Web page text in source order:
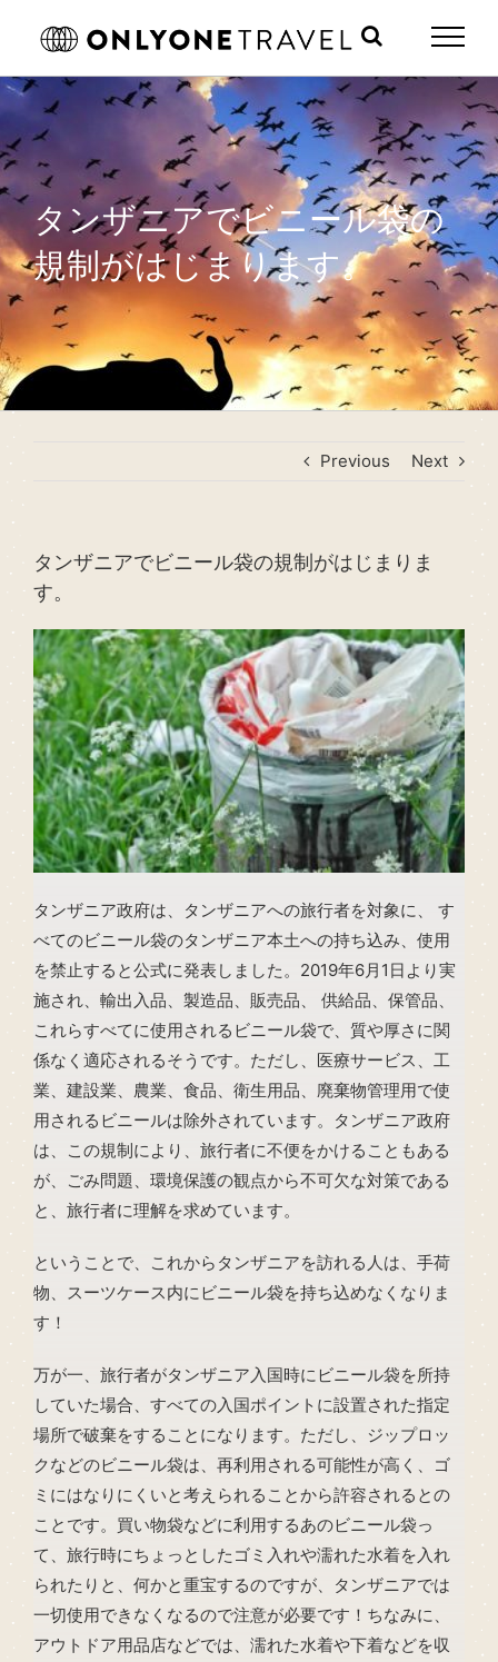
タンザニアでビニール袋の
規制がはじまります。
Previous Next
タンザニアでビニール袋の規制がはじまりま
す。
タンザニア政府は、タンザニアへの旅行者を対象に、 す
べてのビニール袋のタンザニア本土への持ち込み、使用
を禁止すると公式に発表しました。2019年6月1日より実
施され、輸出入品、製造品、販売品、 供給品、保管品、
これらすべてに使用されるビニール袋で、質や厚さに関
係なく適応されるそうです。ただし、医療サービス、工
業、建設業、農業、食品、衛生用品、廃棄物管理用で使
用されるビニールは除外されています。タンザニア政府
は、この規制により、旅行者に不便をかけることもある
が、ごみ問題、環境保護の観点から不可欠な対策である
と、旅行者に理解を求めています。
ということで、これからタンザニアを訪れる人は、手荷
物、スーツケース内にビニール袋を持ち込めなくなりま
す！
万が一、旅行者がタンザニア入国時にビニール袋を所持
していた場合、すべての入国ポイントに設置された指定
場所で破棄をすることになります。ただし、ジップロッ
クなどのビニール袋は、再利用される可能性が高く、ゴ
ミにはなりにくいと考えられることから許容されるとの
ことです。買い物袋などに利用するあのビニール袋っ
て、旅行時にちょっとしたゴミ入れや濡れた水着を入れ
られたりと、何かと重宝するのですが、タンザニアでは
一切使用できなくなるので注意が必要です！ちなみに、
アウトドア用品店などでは、濡れた水着や下着などを収